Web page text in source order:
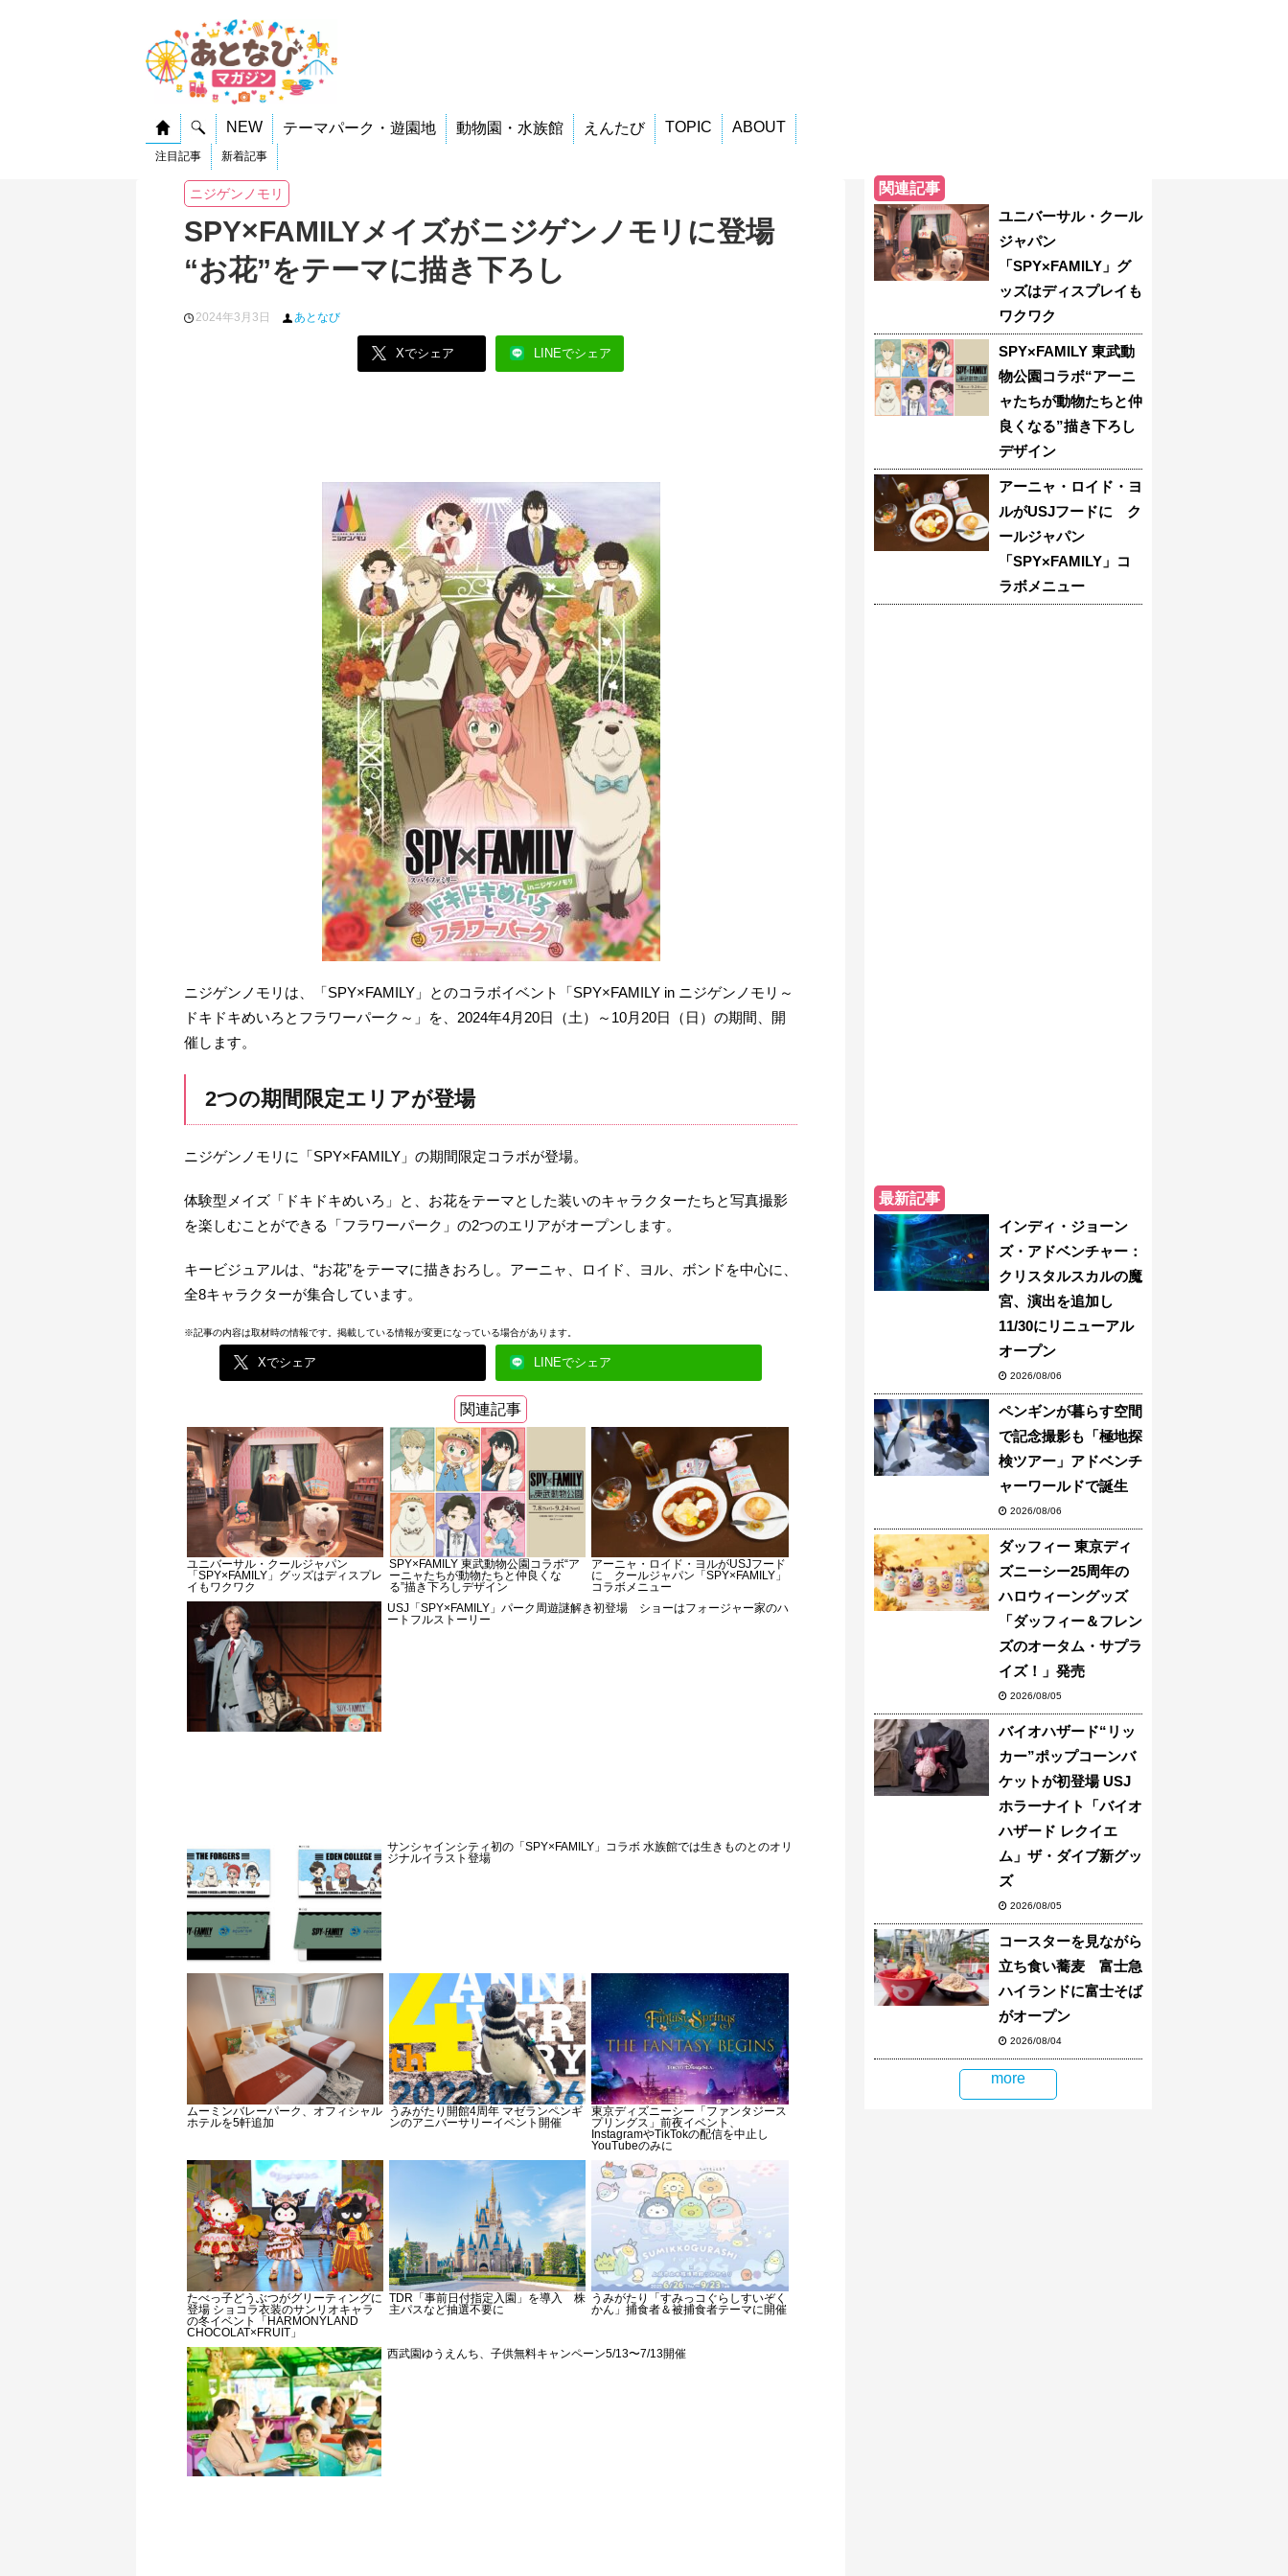
NEW テーマパーク・遊園地 動物園・水族館 えんたび TOPIC ABOUT
注目記事 新着記事
ニジゲンノモリ
SPY×FAMILYメイズがニジゲンノモリに登場
“お花”をテーマに描き下ろし
2024年3月3日 あとなび
Xでシェア LINEでシェア
ニジゲンノモリは、「SPY×FAMILY」とのコラボイベント「SPY×FAMILY in ニジゲンノモリ～
ドキドキめいろとフラワーパーク～」を、2024年4月20日（土）～10月20日（日）の期間、開
催します。
2つの期間限定エリアが登場
ニジゲンノモリに「SPY×FAMILY」の期間限定コラボが登場。
体験型メイズ「ドキドキめいろ」と、お花をテーマとした装いのキャラクターたちと写真撮影
を楽しむことができる「フラワーパーク」の2つのエリアがオープンします。
キービジュアルは、“お花”をテーマに描きおろし。アーニャ、ロイド、ヨル、ボンドを中心に、
全8キャラクターが集合しています。
※記事の内容は取材時の情報です。掲載している情報が変更になっている場合があります。
Xでシェア LINEでシェア
関連記事
ユニバーサル・クールジャパン
「SPY×FAMILY」グッズはディスプレ
イもワクワク
SPY×FAMILY 東武動物公園コラボ“ア
ーニャたちが動物たちと仲良くな
る”描き下ろしデザイン
アーニャ・ロイド・ヨルがUSJフード
に クールジャパン「SPY×FAMILY」
コラボメニュー
USJ「SPY×FAMILY」パーク周遊謎解き初登場 ショーはフォージャー家のハ
ートフルストーリー
サンシャインシティ初の「SPY×FAMILY」コラボ 水族館では生きものとのオリ
ジナルイラスト登場
ムーミンバレーパーク、オフィシャル
ホテルを5軒追加
うみがたり開館4周年 マゼランペンギ
ンのアニバーサリーイベント開催
東京ディズニーシー「ファンタジース
プリングス」前夜イベント、
InstagramやTikTokの配信を中止し
YouTubeのみに
たべっ子どうぶつがグリーティングに
登場 ショコラ衣装のサンリオキャラ
の冬イベント「HARMONYLAND
CHOCOLAT×FRUIT」
TDR「事前日付指定入園」を導入 株
主パスなど抽選不要に
うみがたり「すみっコぐらしすいぞく
かん」捕食者＆被捕食者テーマに開催
西武園ゆうえんち、子供無料キャンペーン5/13〜7/13開催
関連記事
ユニバーサル・クール
ジャパン
「SPY×FAMILY」グ
ッズはディスプレイも
ワクワク
SPY×FAMILY 東武動
物公園コラボ“アーニ
ャたちが動物たちと仲
良くなる”描き下ろし
デザイン
アーニャ・ロイド・ヨ
ルがUSJフードに ク
ールジャパン
「SPY×FAMILY」コ
ラボメニュー
最新記事
インディ・ジョーン
ズ・アドベンチャー：
クリスタルスカルの魔
宮、演出を追加し
11/30にリニューアル
オープン
2026/08/06
ペンギンが暮らす空間
で記念撮影も「極地探
検ツアー」アドベンチ
ャーワールドで誕生
2026/08/06
ダッフィー 東京ディ
ズニーシー25周年の
ハロウィーングッズ
「ダッフィー＆フレン
ズのオータム・サプラ
イズ！」発売
2026/08/05
バイオハザード“リッ
カー”ポップコーンバ
ケットが初登場 USJ
ホラーナイト「バイオ
ハザード レクイエ
ム」ザ・ダイブ新グッ
ズ
2026/08/05
コースターを見ながら
立ち食い蕎麦 富士急
ハイランドに富士そば
がオープン
2026/08/04
more